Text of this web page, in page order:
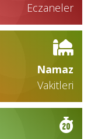
Eczaneler
Namaz
Vakitleri